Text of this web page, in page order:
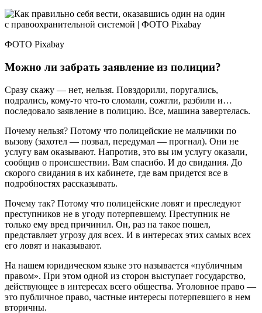
ФОТО Pixabay
Можно ли забрать заявление из полиции?
Сразу скажу — нет, нельзя. Повздорили, поругались,
подрались, кому‑то что‑то сломали, сожгли, разбили и…
последовало заявление в полицию. Все, машина завертелась.
Почему нельзя? Потому что полицейские не мальчики по
вызову (захотел — позвал, передумал — прогнал). Они не
услугу вам оказывают. Напротив, это вы им услугу оказали,
сообщив о происшествии. Вам спасибо. И до свидания. До
скорого свидания в их кабинете, где вам придется все в
подробностях рассказывать.
Почему так? Потому что полицейские ловят и преследуют
преступников не в угоду потерпевшему. Преступник не
только ему вред причинил. Он, раз на такое пошел,
представляет угрозу для всех. И в интересах этих самых всех
его ловят и наказывают.
На нашем юридическом языке это называется «публичным
правом». При этом одной из сторон выступает государство,
действующее в интересах всего общества. Уголовное право —
это публичное право, частные интересы потерпевшего в нем
вторичны.